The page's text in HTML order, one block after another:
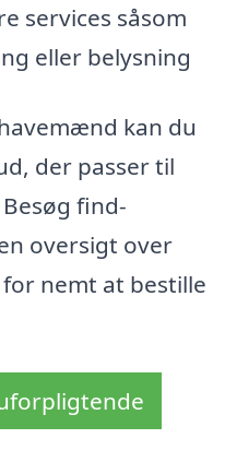
services såsom
eller belysning
kan du
der passer til
find-
oversigt over
nemt at bestille